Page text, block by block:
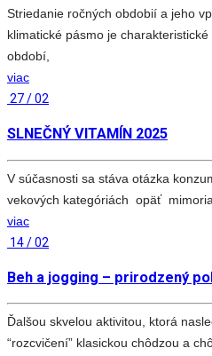
Striedanie ročných obdobií a jeho
klimatické pásmo je
období,
viac
27 / 02
SLNEČNÝ VITAMÍN 2025
V súčasnosti sa stáva otázka
vekových kategóriách opäť
viac
14 / 02
Beh a jogging – prirodzený
Ďalšou skvelou aktivitou, ktorá
“rozcvičení” klasickou chôdzou a